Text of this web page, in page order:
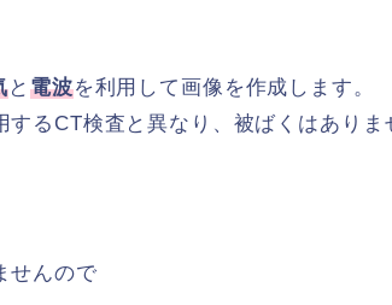
と電波を利用して画像を作成します。
るCT検査と異なり、被ばくはありま
せんので